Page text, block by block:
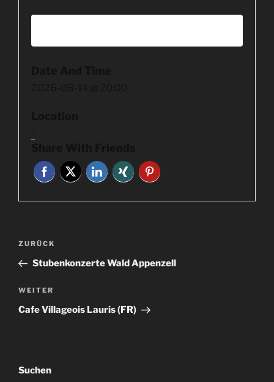
Beitragsnavigation
Vorheriger
Beitrag
ZURÜCK
Stubenkonzerte Wald Appenzell
Nächster
Beitrag
WEITER
Cafe Villageois Lauris (FR)
Suchen